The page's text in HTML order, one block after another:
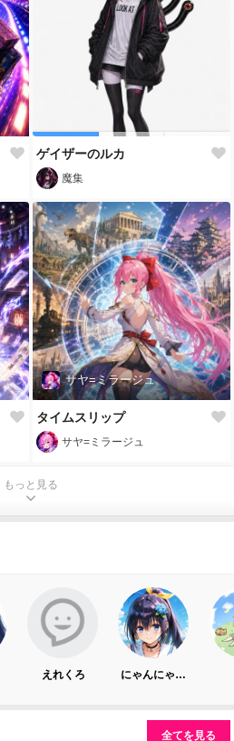
ゲイザーのルカ
魔集
サヤ=ミラージュ
タイムスリップ
サヤ=ミラージュ
もっと見る
えれくろ にゃんにゃん【にゃんにゃん娘・AIイラスト部】
全てを見る